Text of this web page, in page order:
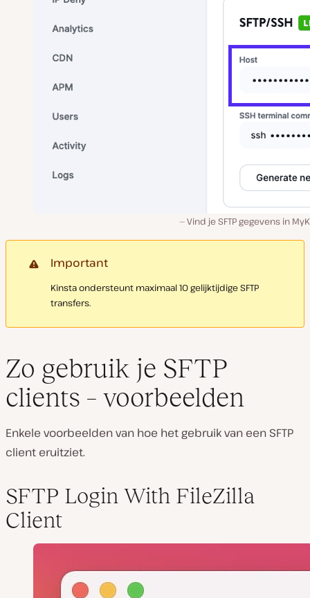
Vind je SFTP gegevens in
Important
Kinsta ondersteunt maximaal 10 gelijktijdige SFTP
transfers.
Zo gebruik je SFTP
clients – voorbeelden
Enkele voorbeelden van hoe het gebruik van een SFTP
client eruitziet.
SFTP Login With FileZilla
Client